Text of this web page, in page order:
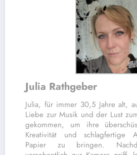
Julia Rathgeber
Julia, für immer 30,5 Jahre alt,
Liebe zur Musik und der Lust
gekommen, um ihre
Kreativität und schlagfertige
Papier zu bringen.